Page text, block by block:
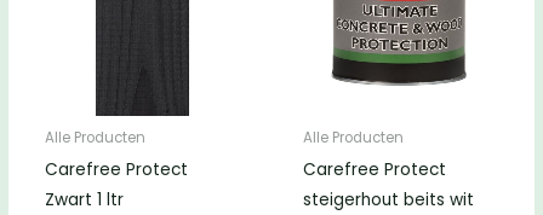
Alle Producten
Carefree Protect
Zwart 1 ltr
Alle Producten
Carefree Protect
steigerhout beits wit